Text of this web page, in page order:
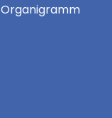
Organigramm